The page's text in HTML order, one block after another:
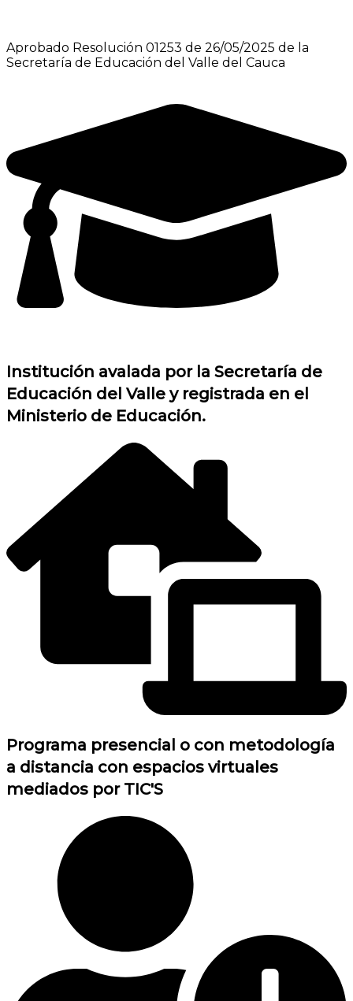
Aprobado Resolución 01253 de 26/05/2025 de la
Secretaría de Educación del Valle del Cauca
Institución avalada por la Secretaría de
Educación del Valle y registrada en el
Ministerio de Educación.
Programa presencial o con metodología
a distancia con espacios virtuales
mediados por TIC'S